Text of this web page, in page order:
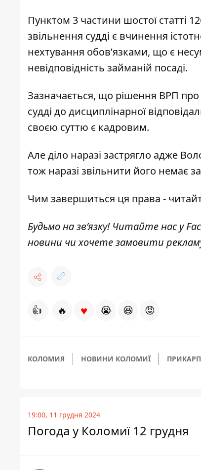
Пунктом 3 частини шостої статті
звільнення судді є вчинення
нехтування обов’язками, що є
невідповідність займаній посаді.
Зазначається, що рішення ВРП
судді до дисциплінарної
своєю суттю є кадровим.
Але діло наразі застрягло адже
тож наразі звільнити його немає
Чим завершиться ця права -
Будьмо на зв’язку! Читайте нас у
новини чи хочете замовити
👍 🔥 ♥ 😭 😆 😡
КОЛОМИЯ НОВИНИ КОЛОМИЇ
19:00, 11 грудня 2024
Погода у Коломиї 12 грудня